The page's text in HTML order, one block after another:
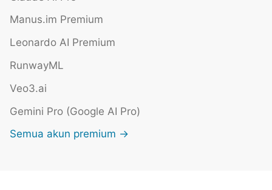
Manus.im Premium
Leonardo AI Premium
RunwayML
Veo3.ai
Gemini Pro (Google AI Pro)
Semua akun premium →